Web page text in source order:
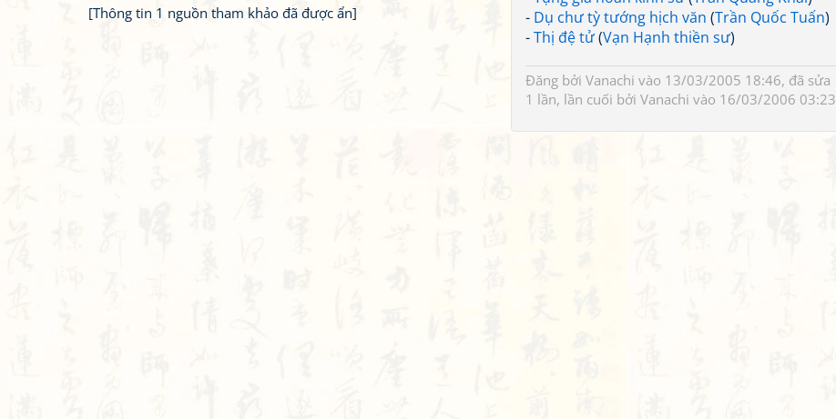
- Dụ chư tỳ tướng hịch văn (Trần Quốc Tuấn)
-Thị đệ tử(Vạn Hạnh thiền sư)
Đăng bởi Vanachi vào 13/03/2005 18:46, đã sửa
1 lần, lần cuối bởi Vanachi vào 16/03/2006 03:23
[Thông tin 1 nguồn tham khảo đã được ẩn]